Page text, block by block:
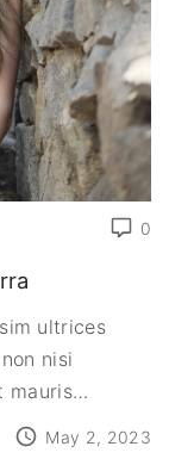
0
ultrices
nisi
mauris…
May 2, 2023